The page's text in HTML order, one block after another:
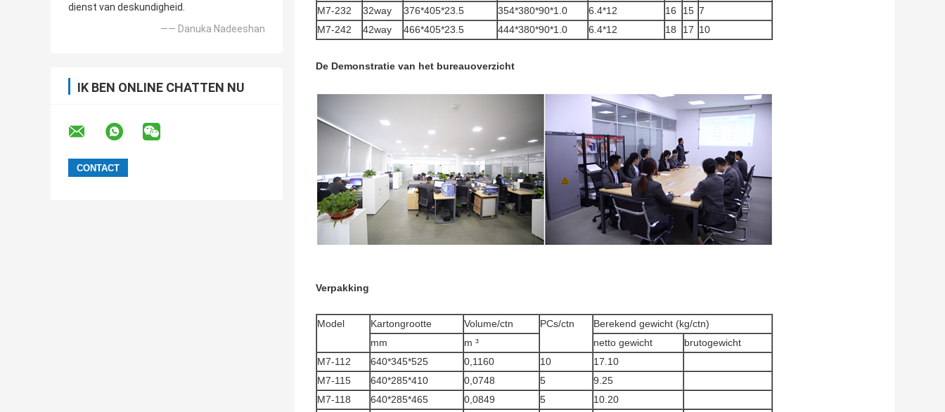
dienst van deskundigheid.
—— Danuka Nadeeshan
IK BEN ONLINE CHATTEN NU
M7-232
32way 376*405*23.5 354*380*90*1.0 6.4*12 16 15 7
M7-242
42way 466*405*23.5 444*380*90*1.0 6.4*12 18 17 10
De Demonstratie van het bureauoverzicht
Verpakking
Model Kartongrootte Volume/ctn PCs/ctn
Berekend gewicht (kg/ctn)
mm
m ³ netto gewicht
brutogewicht
M7-112
640*345*525 0,1160 10
17.10
M7-115
640*285*410 0,0748 5
9.25
M7-118
640*285*465 0,0849 5
10.20